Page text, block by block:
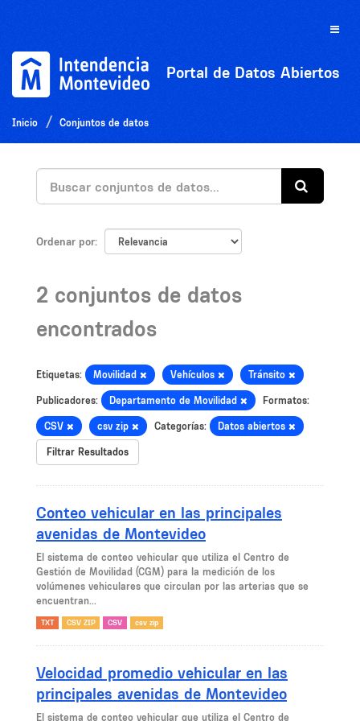
Toggle
Portal de Datos Abiertos
Inicio Conjuntos de datos
Ordenar por
2 conjuntos de datos
encontrados
Etiquetas: Movilidad Vehículos Tránsito
Publicadores: Departamento de Movilidad Formatos:
CSV csv zip Categorías: Datos abiertos
Filtrar Resultados
Conteo vehicular en las principales
avenidas de Montevideo
El sistema de conteo vehicular que utiliza el Centro de
Gestión de Movilidad (CGM) para la medición de los
volúmenes vehiculares que circulan por las arterias que se
encuentran...
TXT CSV ZIP CSV csv zip
Velocidad promedio vehicular en las
principales avenidas de Montevideo
El sistema de conteo vehicular que utiliza el Centro de